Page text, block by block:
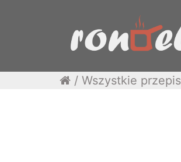
/ Wszystkie